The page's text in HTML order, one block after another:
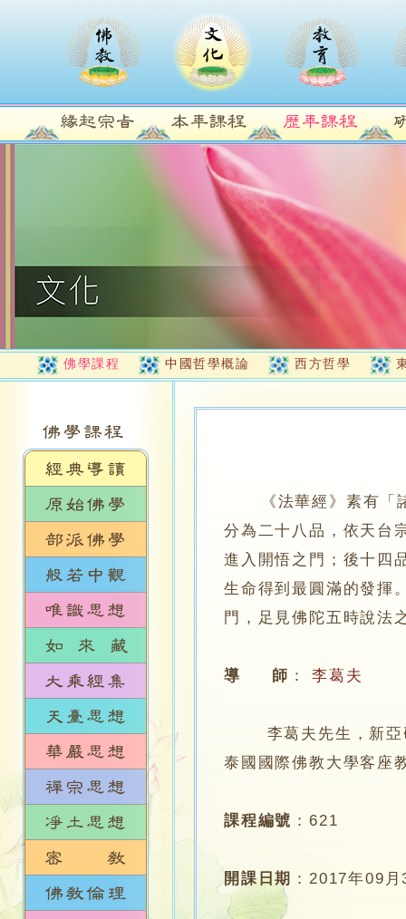
佛學課程 中國哲學概論 西方哲學
《法華經》素有
分為二十八品，依天台
進入開悟之門；後十四
生命得到最圓滿的發揮
門，足見佛陀五時說法
導 師 ： 李葛夫
李葛夫先生，新亞研
泰國國際佛教大學客座
課程編號 ：621
開課日期 ：2017年09月